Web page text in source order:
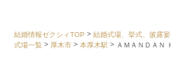
結婚情報ゼクシィTOP 結婚式場、挙式、披露
式場一覧
厚木市 本厚木駅 ＡＭＡＮＤＡＮ